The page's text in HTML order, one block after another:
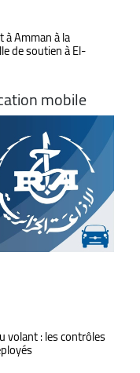
Amman à la
de soutien à El-
mobile
volant : les contrôles